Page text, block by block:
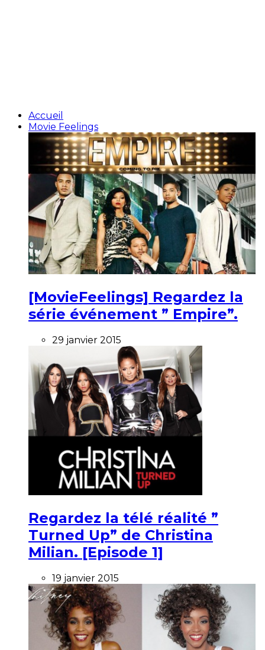
Accueil
Movie Feelings
[MovieFeelings] Regardez la
série événement ” Empire”.
29 janvier 2015
Regardez la télé réalité ”
Turned Up” de Christina
Milian. [Episode 1]
19 janvier 2015